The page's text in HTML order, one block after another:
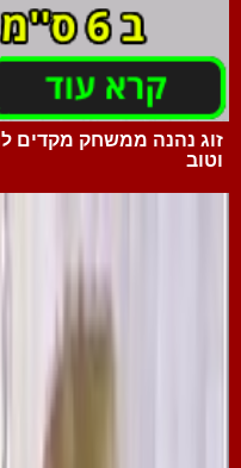
זוג נהנה ממשחק מקדים
וטוב